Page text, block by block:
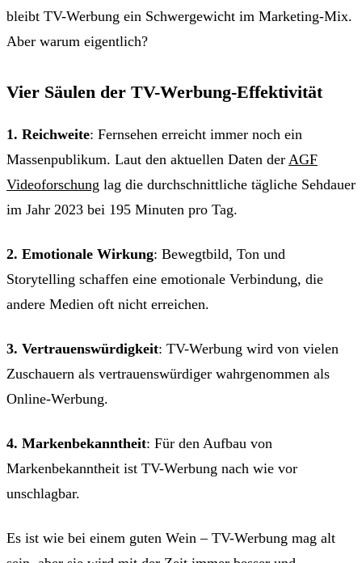
bleibt TV-Werbung ein Schwergewicht im Marketing-Mix.
Aber warum eigentlich?
Vier Säulen der TV-Werbung-Effektivität
1. Reichweite: Fernsehen erreicht immer noch ein
Massenpublikum. Laut den aktuellen Daten der AGF
Videoforschung lag die durchschnittliche tägliche Sehdauer
im Jahr 2023 bei 195 Minuten pro Tag.
2. Emotionale Wirkung: Bewegtbild, Ton und
Storytelling schaffen eine emotionale Verbindung, die
andere Medien oft nicht erreichen.
3. Vertrauenswürdigkeit: TV-Werbung wird von vielen
Zuschauern als vertrauenswürdiger wahrgenommen als
Online-Werbung.
4. Markenbekanntheit: Für den Aufbau von
Markenbekanntheit ist TV-Werbung nach wie vor
unschlagbar.
Es ist wie bei einem guten Wein – TV-Werbung mag alt